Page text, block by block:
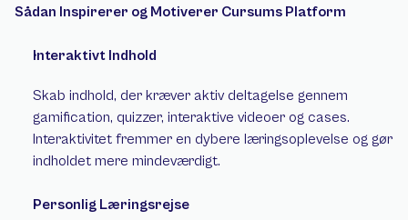
Sådan Inspirerer og Motiverer Cursums Platform
Interaktivt Indhold
Skab indhold, der kræver aktiv deltagelse gennem
gamification, quizzer, interaktive videoer og cases.
Interaktivitet fremmer en dybere læringsoplevelse og gør
indholdet mere mindeværdigt.
Personlig Læringsrejse